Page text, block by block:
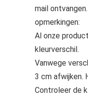
mail ontvangen.
opmerkingen:
Al onze
kleurverschil.
Vanwege
3 cm afwijken.
Controleer de